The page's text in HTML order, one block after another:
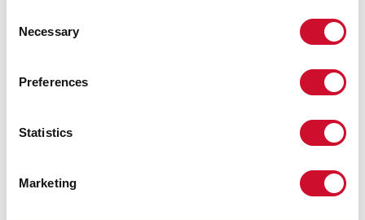
Selection
Necessary
Preferences
Statistics
Marketing
CRI:
>90